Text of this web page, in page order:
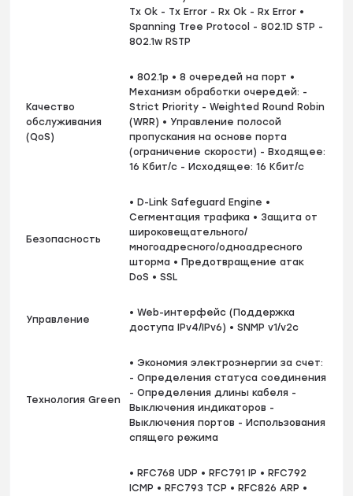
Tx Ok - Tx Error - Rx Ok - Rx Error •
Spanning Tree Protocol - 802.1D STP -
802.1w RSTP
Качество
обслуживания
(QoS)
• 802.1p • 8 очередей на порт •
Механизм обработки очередей: -
Strict Priority - Weighted Round Robin
(WRR) • Управление полосой
пропускания на основе порта
(ограничение скорости) - Входящее:
16 Кбит/с - Исходящее: 16 Кбит/с
Безопасность
• D-Link Safeguard Engine •
Сегментация трафика • Защита от
широковещательного/
многоадресного/одноадресного
шторма • Предотвращение атак
DoS • SSL
Управление
• Web-интерфейс (Поддержка
доступа IPv4/IPv6) • SNMP v1/v2c
Технология Green
• Экономия электроэнергии за счет:
- Определения статуса соединения
- Определения длины кабеля -
Выключения индикаторов -
Выключения портов - Использования
спящего режима
• RFC768 UDP • RFC791 IP • RFC792
ICMP • RFC793 TCP • RFC826 ARP •